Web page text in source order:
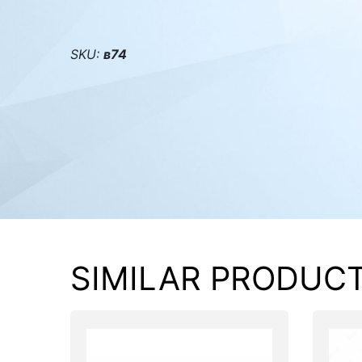
SKU: в74
SIMILAR